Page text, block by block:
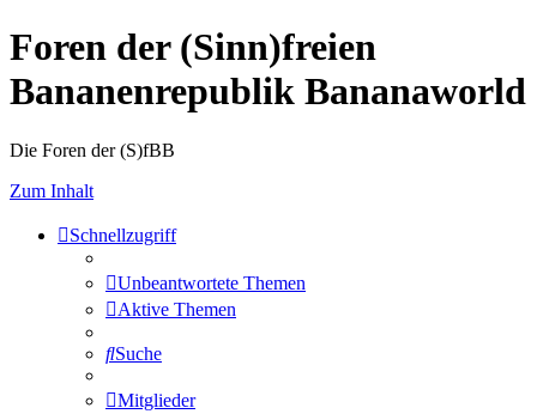
Foren der (Sinn)freien
Bananenrepublik Bananaworld
Die Foren der (S)fBB
Zum Inhalt
Schnellzugriff
Unbeantwortete Themen
Aktive Themen
Suche
Mitglieder